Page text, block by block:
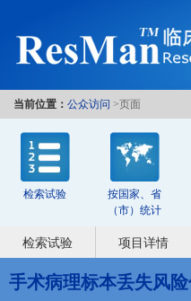
当前位置： 公众访问 >页面
检索试验
按国家、省
（市）统计
检索试验 项目详情
手术病理标本丢失风